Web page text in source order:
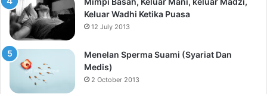
Keluar Wadhi Ketika Puasa
12 July 2013
Menelan Sperma Suami (Syariat Dan
Medis)
2 October 2013